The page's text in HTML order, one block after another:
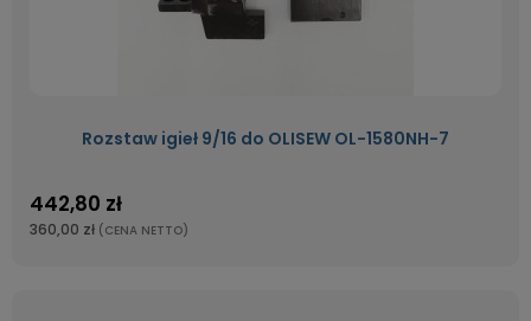
Rozstaw igieł 9/16 do OLISEW OL-1580NH-7
442,80 zł
360,00 zł (CENA NETTO)